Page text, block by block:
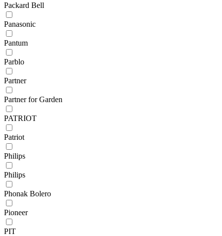
Packard Bell
Panasonic
Pantum
Parblo
Partner
Partner for Garden
PATRIOT
Patriot
Philips
Philips
Phonak Bolero
Pioneer
PIT